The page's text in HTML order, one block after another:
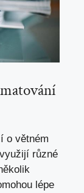
o ​větném
různé
lépe